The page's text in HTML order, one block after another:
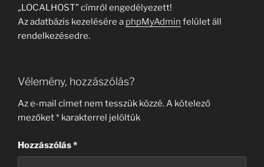
„LOCALHOST” címről engedélyezett!
Az adatbázis kezelésére a phpMyAdmin felület áll
rendelkezésedre.
Vélemény, hozzászólás?
Az e-mail címet nem tesszük közzé.A kötelező
mezőket* karakterrel jelöltük
Hozzászólás*